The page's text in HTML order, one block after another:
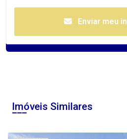
Enviar meu
Imóveis Similares